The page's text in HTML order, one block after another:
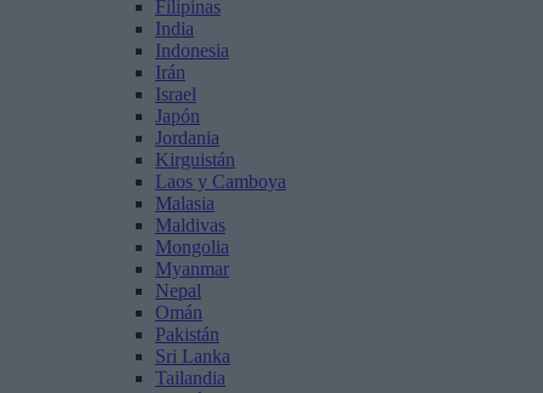
Filipinas
India
Indonesia
Irán
Israel
Japón
Jordania
Kirguistán
Laos y Camboya
Malasia
Maldivas
Mongolia
Myanmar
Nepal
Omán
Pakistán
Sri Lanka
Tailandia